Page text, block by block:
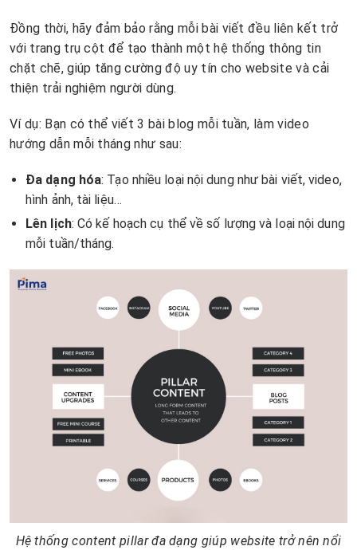
Đồng thời, hãy đảm bảo rằng mỗi bài viết đều liên kết trở
với trang trụ cột để tạo thành một hệ thống thông tin
chặt chẽ, giúp tăng cường độ uy tín cho website và cải
thiện trải nghiệm người dùng.
Ví dụ: Bạn có thể viết 3 bài blog mỗi tuần, làm video
hướng dẫn mỗi tháng như sau:
Đa dạng hóa: Tạo nhiều loại nội dung như bài viết, video,
hình ảnh, tài liệu…
Lên lịch: Có kế hoạch cụ thể về số lượng và loại nội dung
mỗi tuần/tháng.
Hệ thống content pillar đa dạng giúp website trở nên nổi